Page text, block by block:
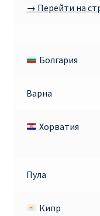
→ Перейти на
Болгария
Варна
Хорватия
Пула
Кипр